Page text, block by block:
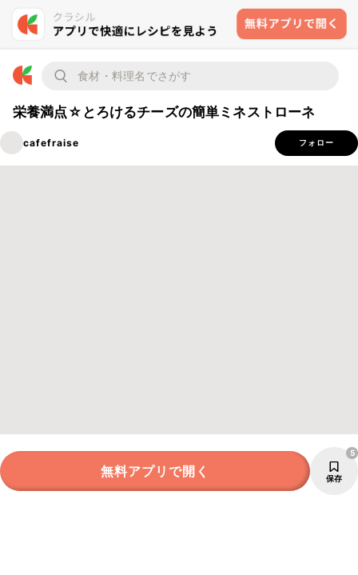
栄養満点☆とろけるチーズの簡単ミネストローネ
cafefraise フォロー
無料アプリで開く 保存
5